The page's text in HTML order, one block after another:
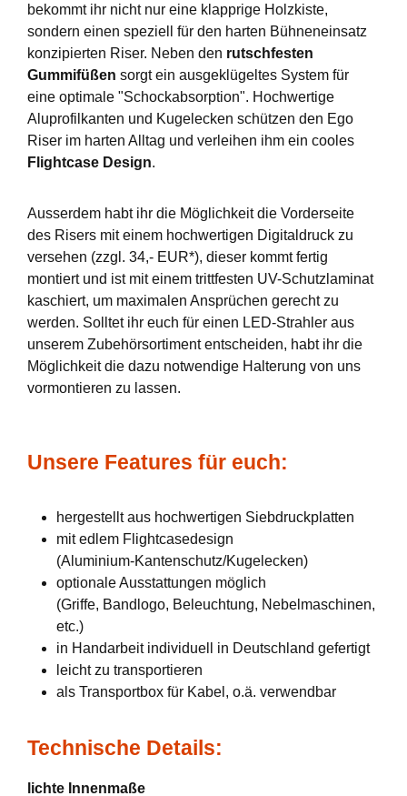
bekommt ihr nicht nur eine klapprige Holzkiste,
sondern einen speziell für den harten Bühneneinsatz
konzipierten Riser. Neben den rutschfesten
Gummifüßen sorgt ein ausgeklügeltes System für
eine optimale "Schockabsorption". Hochwertige
Aluprofilkanten und Kugelecken schützen den Ego
Riser im harten Alltag und verleihen ihm ein cooles
Flightcase Design.
Ausserdem habt ihr die Möglichkeit die Vorderseite
des Risers mit einem hochwertigen Digitaldruck zu
versehen (zzgl. 34,- EUR*), dieser kommt fertig
montiert und ist mit einem trittfesten UV-Schutzlaminat
kaschiert, um maximalen Ansprüchen gerecht zu
werden. Solltet ihr euch für einen LED-Strahler aus
unserem Zubehörsortiment entscheiden, habt ihr die
Möglichkeit die dazu notwendige Halterung von uns
vormontieren zu lassen.
Unsere Features für euch:
hergestellt aus hochwertigen Siebdruckplatten
mit edlem Flightcasedesign
(Aluminium-Kantenschutz/Kugelecken)
optionale Ausstattungen möglich
(Griffe, Bandlogo, Beleuchtung, Nebelmaschinen,
etc.)
in Handarbeit individuell in Deutschland gefertigt
leicht zu transportieren
als Transportbox für Kabel, o.ä. verwendbar
Technische Details:
lichte Innenmaße